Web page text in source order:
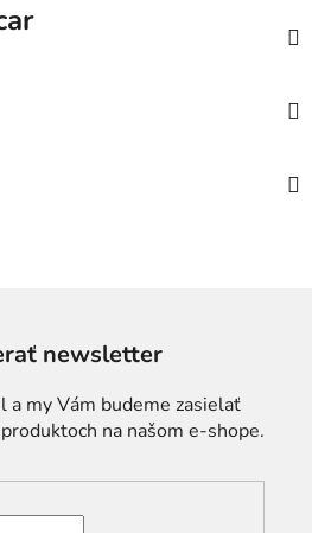
newsletter
a my Vám budeme zasielať
na našom e-shope.